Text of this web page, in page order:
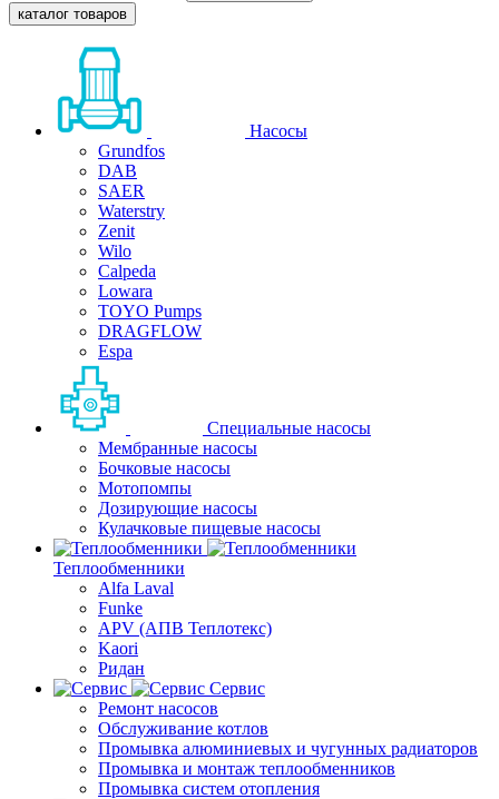
каталог товаров
Насосы
Grundfos
DAB
SAER
Waterstry
Zenit
Wilo
Calpeda
Lowara
TOYO Pumps
DRAGFLOW
Espa
Специальные насосы
Мембранные насосы
Бочковые насосы
Мотопомпы
Дозирующие насосы
Кулачковые пищевые насосы
Теплообменники
Alfa Laval
Funke
APV (АПВ Теплотекс)
Kaori
Ридан
Сервис
Ремонт насосов
Обслуживание котлов
Промывка алюминиевых и чугунных радиаторов
Промывка и монтаж теплообменников
Промывка систем отопления